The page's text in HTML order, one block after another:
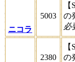
ニコラ
5003
の
必
2380
の